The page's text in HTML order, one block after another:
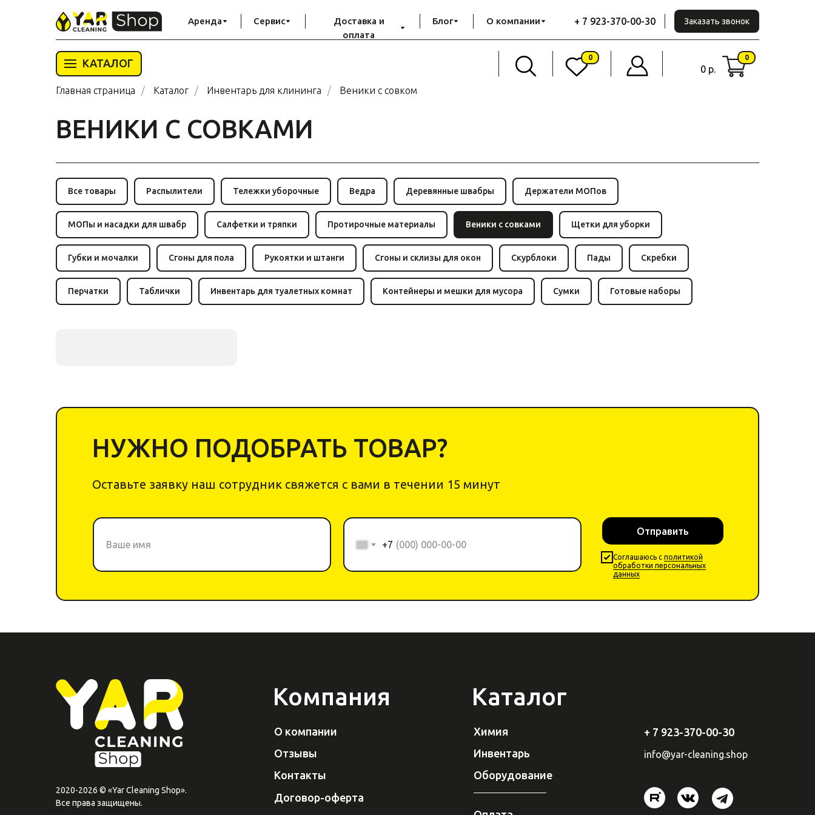
Заказать звонок
Блог О компании
Доставка и
оплата
+ 7 923-370-00-30
Сервис
Аренда
КАТАЛОГ 0 р.
0
0
Главная страница / Каталог / Инвентарь для клининга / Веники с совком
ВЕНИКИ С СОВКАМИ
Все товары Распылители Тележки уборочные Ведра Деревянные швабры Держатели МОПов
МОПы и насадки для швабр Салфетки и тряпки Протирочные материалы Веники с совками Щетки для уборки
Губки и мочалки Сгоны для пола Рукоятки и штанги Сгоны и склизы для окон Скурблоки Пады Скребки
Перчатки Таблички Инвентарь для туалетных комнат Контейнеры и мешки для мусора Сумки Готовые наборы
НУЖНО ПОДОБРАТЬ ТОВАР?
+7
Оставьте заявку наш сотрудник свяжется с вами в течении 15 минут
Cоглашаюсь с политикой
обработки персональных
данных
Отправить
2020-2026 © «Yar Cleaning Shop».
Все права защищены.
+ 7 923-370-00-30
info@yar-cleaning.shop
Компания
О компании
Отзывы
Контакты
Каталог
Договор-оферта
Химия
Инвентарь
Оборудование